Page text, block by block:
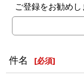
ご登録をお勧めし
件名 [必須]